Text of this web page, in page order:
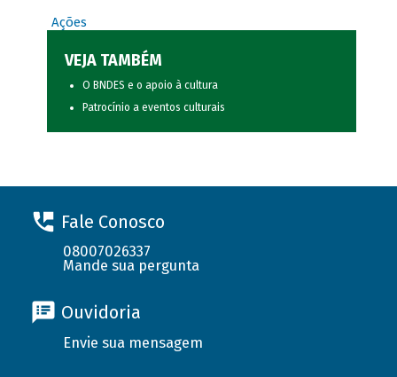
Ações
VEJA TAMBÉM
O BNDES e o apoio à cultura
Patrocínio a eventos culturais
Fale Conosco
08007026337
Mande sua pergunta
Ouvidoria
Envie sua mensagem